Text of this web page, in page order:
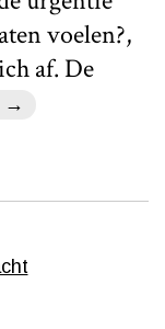
voelen?,
af. De